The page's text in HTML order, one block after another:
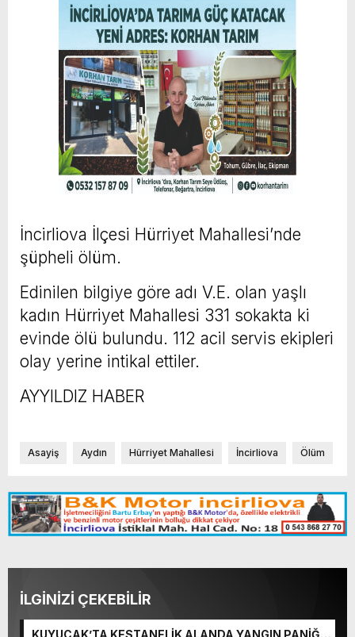
İncirliova İlçesi Hürriyet Mahallesi’nde
şüpheli ölüm.
Edinilen bilgiye göre adı V.E. olan yaşlı
kadın Hürriyet Mahallesi 331 sokakta ki
evinde ölü bulundu. 112 acil servis ekipleri
olay yerine intikal ettiler.
AYYILDIZ HABER
Asayiş Aydın Hürriyet Mahallesi İncirliova Ölüm
İLGİNİZİ ÇEKEBİLİR
KUYUCAK’TA KESTANELİK ALANDA YANGIN PANİĞİ: